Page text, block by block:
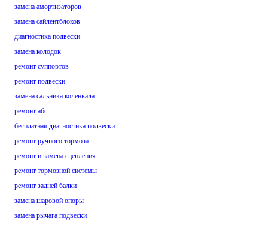
замена амортизаторов
замена сайлентблоков
диагностика подвески
замена колодок
ремонт суппортов
ремонт подвески
замена сальника коленвала
ремонт абс
бесплатная диагностика подвески
ремонт ручного тормоза
ремонт и замена сцепления
ремонт тормозной системы
ремонт задней балки
замена шаровой опоры
замена рычага подвески